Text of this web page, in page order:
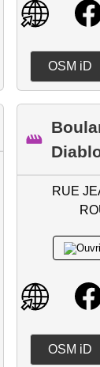
OSM iD
RUE
OSM iD